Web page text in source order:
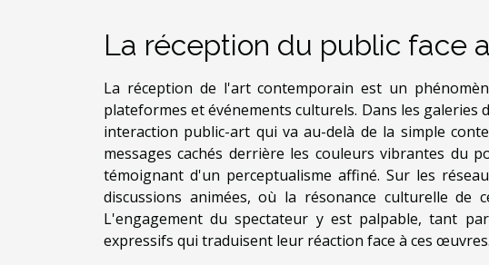
La réception du public face
La réception de l'art contemporain est un
plateformes et événements culturels. Dans les
interaction public-art qui va au-delà de la simple
messages cachés derrière les couleurs vibrantes du
témoignant d'un perceptualisme affiné. Sur les
discussions animées, où la résonance culturelle
L'engagement du spectateur y est palpable, tant
expressifs qui traduisent leur réaction face à ces œuvres.